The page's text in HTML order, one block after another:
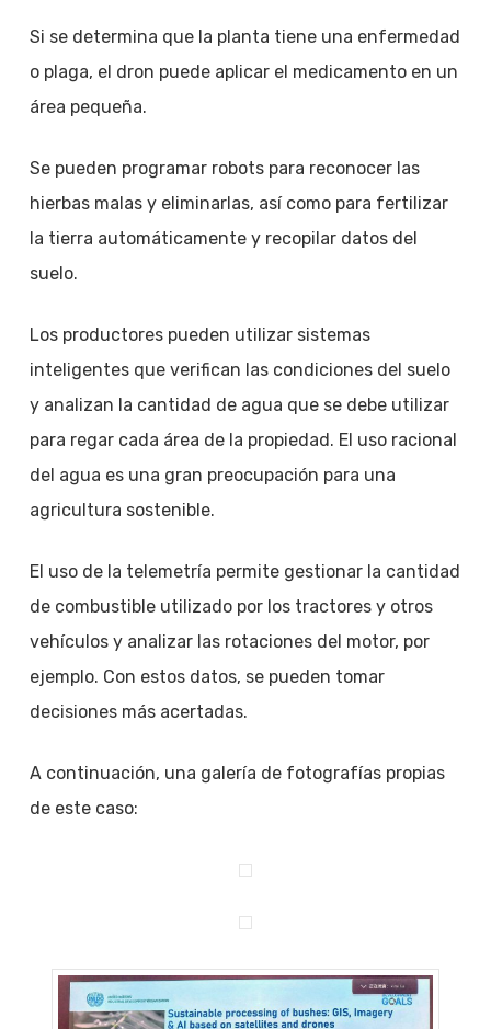
Si se determina que la planta tiene una enfermedad
o plaga, el dron puede aplicar el medicamento en un
área pequeña.
Se pueden programar robots para reconocer las
hierbas malas y eliminarlas, así como para fertilizar
la tierra automáticamente y recopilar datos del
suelo.
Los productores pueden utilizar sistemas
inteligentes que verifican las condiciones del suelo
y analizan la cantidad de agua que se debe utilizar
para regar cada área de la propiedad. El uso racional
del agua es una gran preocupación para una
agricultura sostenible.
El uso de la telemetría permite gestionar la cantidad
de combustible utilizado por los tractores y otros
vehículos y analizar las rotaciones del motor, por
ejemplo. Con estos datos, se pueden tomar
decisiones más acertadas.
A continuación, una galería de fotografías propias
de este caso: